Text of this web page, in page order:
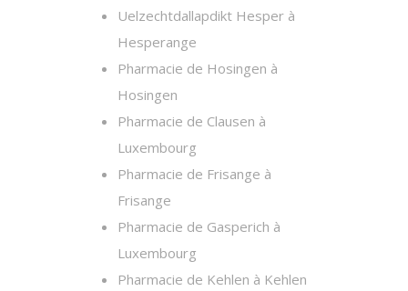
Uelzechtdallapdikt Hesper à
Hesperange
Pharmacie de Hosingen à
Hosingen
Pharmacie de Clausen à
Luxembourg
Pharmacie de Frisange à
Frisange
Pharmacie de Gasperich à
Luxembourg
Pharmacie de Kehlen à Kehlen